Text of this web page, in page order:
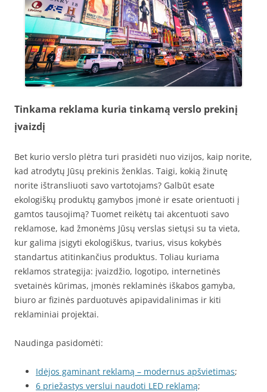
Tinkama reklama kuria tinkamą verslo prekinį
įvaizdį
Bet kurio verslo plėtra turi prasidėti nuo vizijos, kaip norite,
kad atrodytų Jūsų prekinis ženklas. Taigi, kokią žinutę
norite ištransliuoti savo vartotojams? Galbūt esate
ekologiškų produktų gamybos įmonė ir esate orientuoti į
gamtos tausojimą? Tuomet reikėtų tai akcentuoti savo
reklamose, kad žmonėms Jūsų verslas sietųsi su ta vieta,
kur galima įsigyti ekologiškus, tvarius, visus kokybės
standartus atitinkančius produktus. Toliau kuriama
reklamos strategija: įvaizdžio, logotipo, internetinės
svetainės kūrimas, įmonės reklaminės iškabos gamyba,
biuro ar fizinės parduotuvės apipavidalinimas ir kiti
reklaminiai projektai.
Naudinga pasidomėti:
Idėjos gaminant reklamą – modernus apšvietimas;
6 priežastys verslui naudoti LED reklamą;